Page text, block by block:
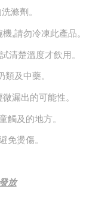
滌劑。
,請勿冷凍此產品。
清楚溫度才飲用。
及中藥。
漏出的可能性。
觸及的地方。
免燙傷。
放